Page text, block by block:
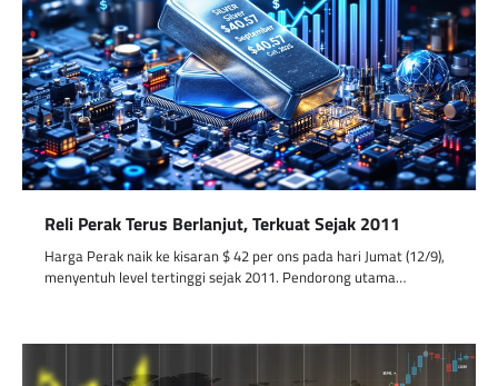
Reli Perak Terus Berlanjut, Terkuat Sejak 2011
Harga Perak naik ke kisaran $ 42 per ons pada hari Jumat (12/9),
menyentuh level tertinggi sejak 2011. Pendorong utama…